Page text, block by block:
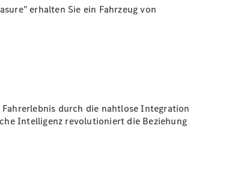
erhalten Sie ein Fahrzeug von
Fahrerlebnis durch die nahtlose Integration
Intelligenz revolutioniert die Beziehung